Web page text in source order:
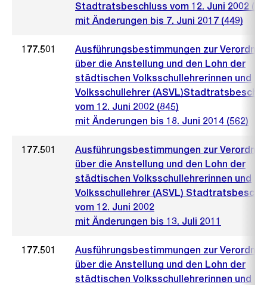
Stadtratsbeschluss vom 12. Juni 2002
mit Änderungen bis 7. Juni 2017 (449)
177.501
Ausführungsbestimmungen zur
über die Anstellung und den Lohn der
städtischen Volksschullehrerinnen und
Volksschullehrer
vom 12. Juni 2002 (845)
mit Änderungen bis 18. Juni 2014 (562)
177.501
Ausführungsbestimmungen zur
über die Anstellung und den Lohn der
städtischen Volksschullehrerinnen und
Volksschullehrer (ASVL)
vom 12. Juni 2002
mit Änderungen bis 13. Juli 2011
177.501
Ausführungsbestimmungen zur
über die Anstellung und den Lohn der
städtischen Volksschullehrerinnen und